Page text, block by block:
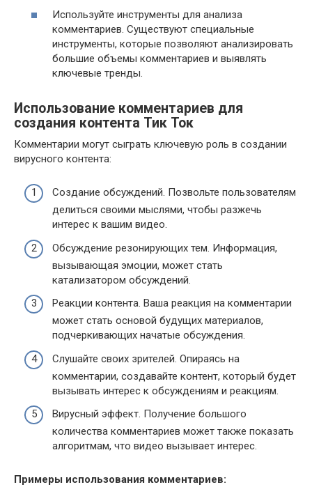
Используйте инструменты для анализа
комментариев. Существуют специальные
инструменты, которые позволяют анализировать
большие объемы комментариев и выявлять
ключевые тренды.
Использование комментариев для
создания контента Тик Ток
Комментарии могут сыграть ключевую роль в создании
вирусного контента:
Создание обсуждений. Позвольте пользователям
делиться своими мыслями, чтобы разжечь
интерес к вашим видео.
Обсуждение резонирующих тем. Информация,
вызывающая эмоции, может стать
катализатором обсуждений.
Реакции контента. Ваша реакция на комментарии
может стать основой будущих материалов,
подчеркивающих начатые обсуждения.
Слушайте своих зрителей. Опираясь на
комментарии, создавайте контент, который будет
вызывать интерес к обсуждениям и реакциям.
Вирусный эффект. Получение большого
количества комментариев может также показать
алгоритмам, что видео вызывает интерес.
Примеры использования комментариев: